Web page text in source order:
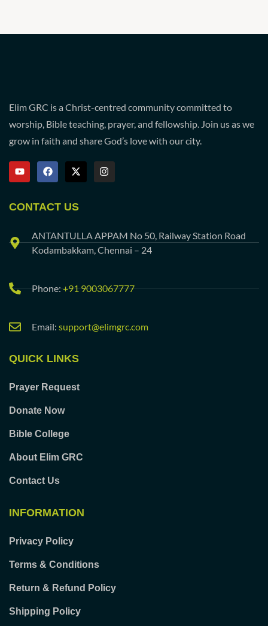
Elim GRC is a Christ-centred community committed to
worship, Bible teaching, prayer, and fellowship. Join us as we
grow in faith and share God’s love with our city.
CONTACT US
ANTANTULLA APPAM No 50, Railway Station Road
Kodambakkam, Chennai – 24
Phone:+91 9003067777
Email: support@elimgrc.com
QUICK LINKS
Prayer Request
Donate Now
Bible College
About Elim GRC
Contact Us
INFORMATION
Privacy Policy
Terms & Conditions
Return & Refund Policy
Shipping Policy